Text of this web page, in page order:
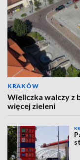
KRAKÓW
Wieliczka walczy z
więcej zieleni